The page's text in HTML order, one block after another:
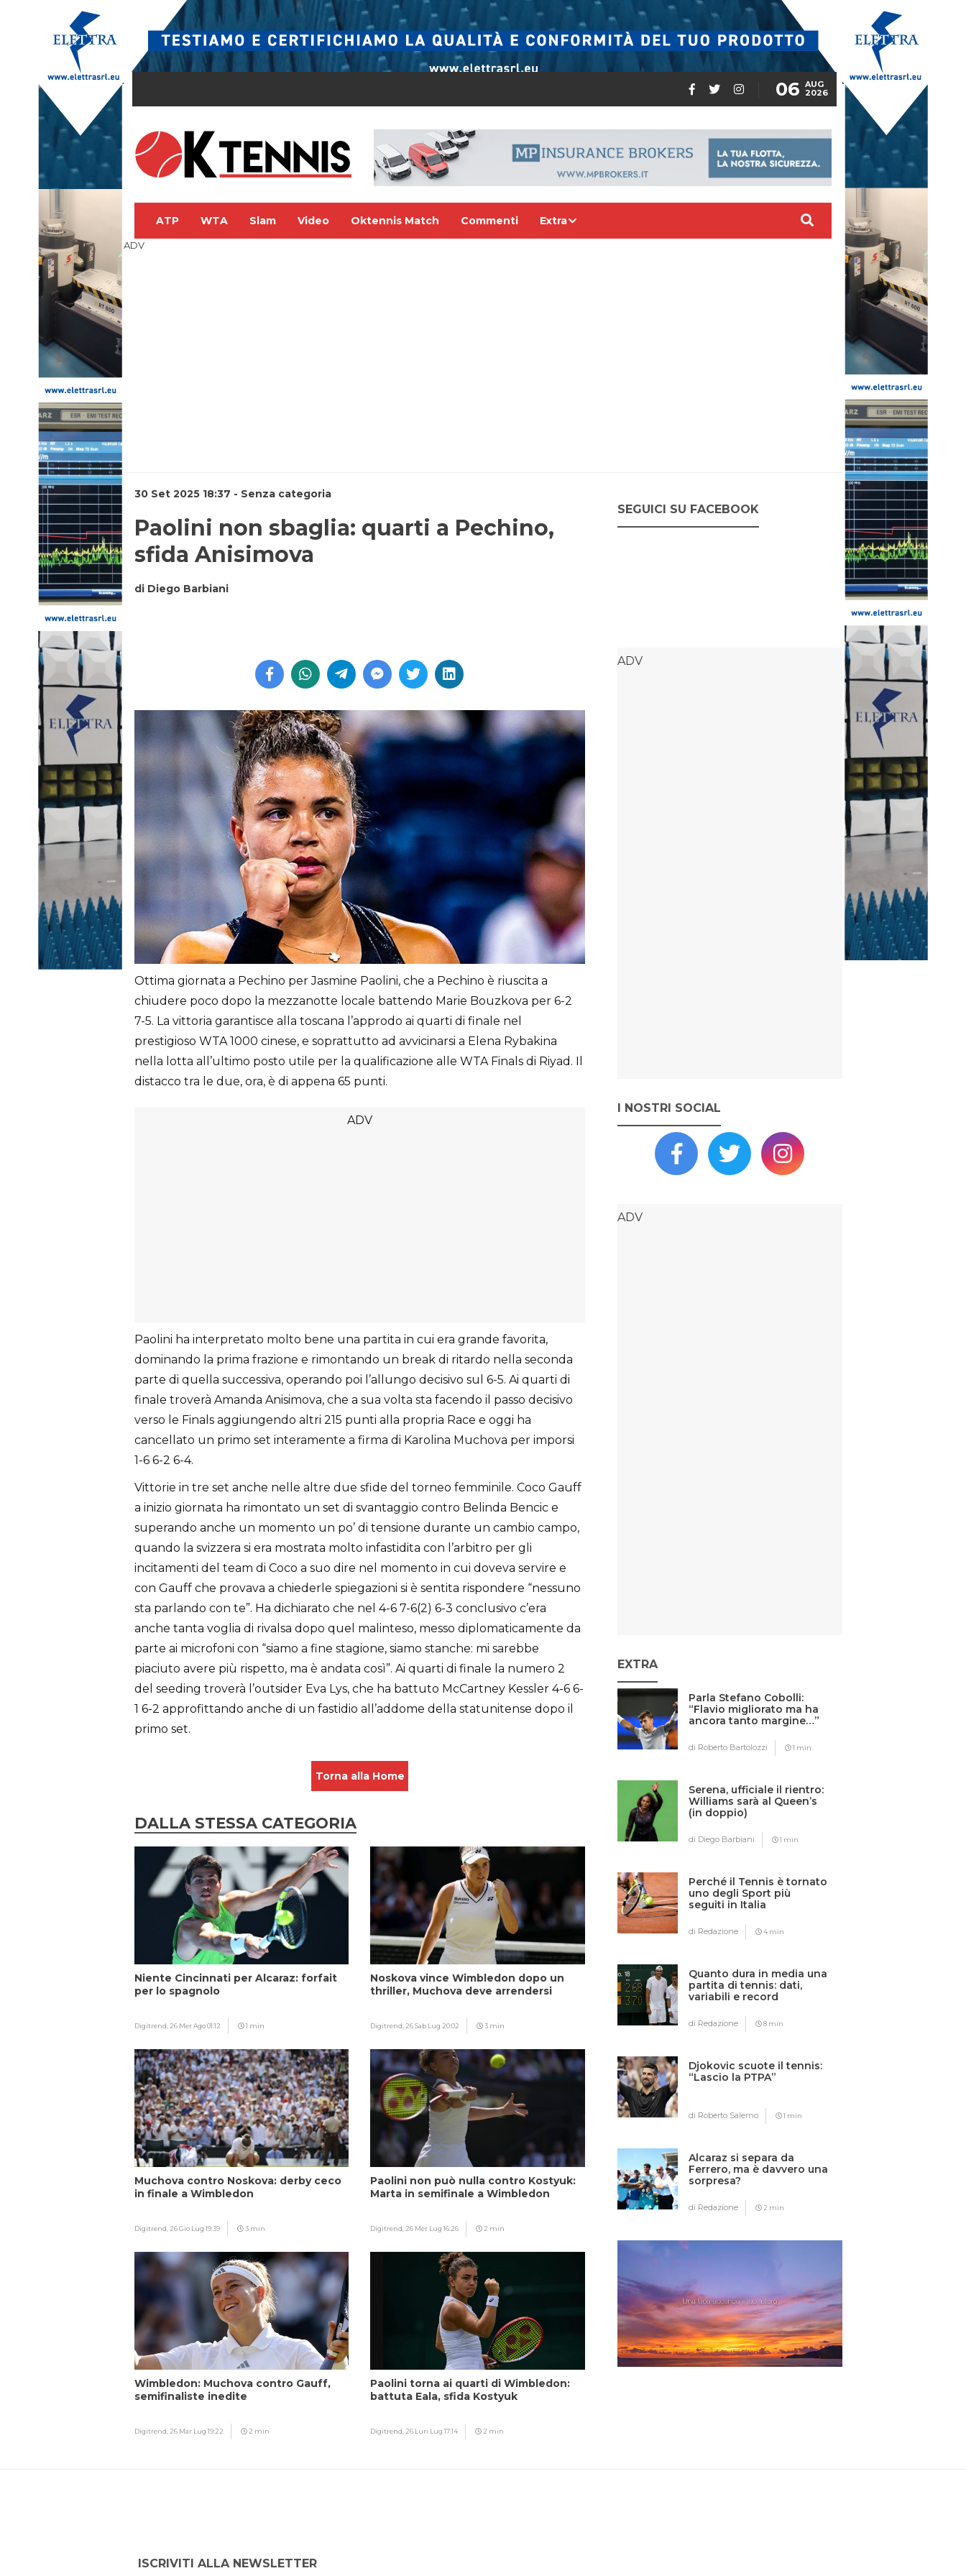
06 AUG
2026
ATP WTA Slam Video Oktennis Match Commenti Extra
30 Set 2025 18:37 - Senza categoria
Paolini non sbaglia: quarti a Pechino,
sfida Anisimova
di Diego Barbiani
Ottima giornata a Pechino per Jasmine Paolini, che a Pechino è riuscita a
chiudere poco dopo la mezzanotte locale battendo Marie Bouzkova per 6-2
7-5. La vittoria garantisce alla toscana l’approdo ai quarti di finale nel
prestigioso WTA 1000 cinese, e soprattutto ad avvicinarsi a Elena Rybakina
nella lotta all’ultimo posto utile per la qualificazione alle WTA Finals di Riyad. Il
distacco tra le due, ora, è di appena 65 punti.
Paolini ha interpretato molto bene una partita in cui era grande favorita,
dominando la prima frazione e rimontando un break di ritardo nella seconda
parte di quella successiva, operando poi l’allungo decisivo sul 6-5. Ai quarti di
finale troverà Amanda Anisimova, che a sua volta sta facendo il passo decisivo
verso le Finals aggiungendo altri 215 punti alla propria Race e oggi ha
cancellato un primo set interamente a firma di Karolina Muchova per imporsi
1-6 6-2 6-4.
Vittorie in tre set anche nelle altre due sfide del torneo femminile. Coco Gauff
a inizio giornata ha rimontato un set di svantaggio contro Belinda Bencic e
superando anche un momento un po’ di tensione durante un cambio campo,
quando la svizzera si era mostrata molto infastidita con l’arbitro per gli
incitamenti del team di Coco a suo dire nel momento in cui doveva servire e
con Gauff che provava a chiederle spiegazioni si è sentita rispondere “nessuno
sta parlando con te”. Ha dichiarato che nel 4-6 7-6(2) 6-3 conclusivo c’era
anche tanta voglia di rivalsa dopo quel malinteso, messo diplomaticamente da
parte ai microfoni con “siamo a fine stagione, siamo stanche: mi sarebbe
piaciuto avere più rispetto, ma è andata così”. Ai quarti di finale la numero 2
del seeding troverà l’outsider Eva Lys, che ha battuto McCartney Kessler 4-6 6-
1 6-2 approfittando anche di un fastidio all’addome della statunitense dopo il
primo set.
Torna alla Home
DALLA STESSA CATEGORIA
Niente Cincinnati per Alcaraz: forfait
per lo spagnolo
Digitrend, 26 Mer Ago 01:12 1 min
Noskova vince Wimbledon dopo un
thriller, Muchova deve arrendersi
Digitrend, 26 Sab Lug 20:02 3 min
Muchova contro Noskova: derby ceco
in finale a Wimbledon
Digitrend, 26 Gio Lug 19:39 3 min
Paolini non può nulla contro Kostyuk:
Marta in semifinale a Wimbledon
Digitrend, 26 Mer Lug 16:26 2 min
Wimbledon: Muchova contro Gauff,
semifinaliste inedite
Digitrend, 26 Mar Lug 19:22 2 min
Paolini torna ai quarti di Wimbledon:
battuta Eala, sfida Kostyuk
Digitrend, 26 Lun Lug 17:14 2 min
SEGUICI SU FACEBOOK
I NOSTRI SOCIAL
EXTRA
Parla Stefano Cobolli:
“Flavio migliorato ma ha
ancora tanto margine…”
di Roberto Bartolozzi 1 min
Serena, ufficiale il rientro:
Williams sarà al Queen’s
(in doppio)
di Diego Barbiani 1 min
Perché il Tennis è tornato
uno degli Sport più
seguiti in Italia
di Redazione 4 min
Quanto dura in media una
partita di tennis: dati,
variabili e record
di Redazione 8 min
Djokovic scuote il tennis:
“Lascio la PTPA”
di Roberto Salerno 1 min
Alcaraz si separa da
Ferrero, ma è davvero una
sorpresa?
di Redazione 2 min
ISCRIVITI ALLA NEWSLETTER